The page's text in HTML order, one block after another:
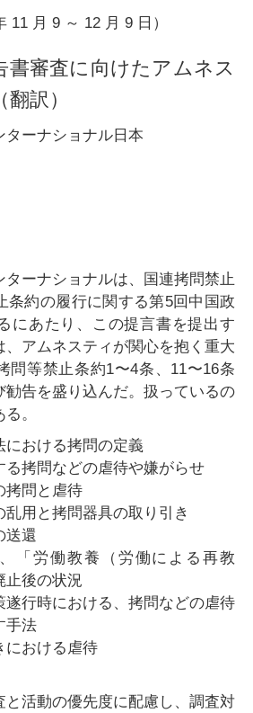
11 月 9 ～ 12 月 9 日）
書審査に向けたアムネス
訳）
ターナショナル日本
ターナショナルは、国連拷問禁止
条約の履行に関する第5回中国政
にあたり、この提言書を提出す
、アムネスティが関心を抱く重大
問等禁止条約1〜4条、11〜16条
勧告を盛り込んだ。扱っているの
。
における拷問の定義
る拷問などの虐待や嫌がらせ
拷問と虐待
乱用と拷問器具の取り引き
送還
「労働教養（労働による再教
止後の状況
遂行時における、拷問などの虐待
手法
における虐待
と活動の優先度に配慮し、調査対